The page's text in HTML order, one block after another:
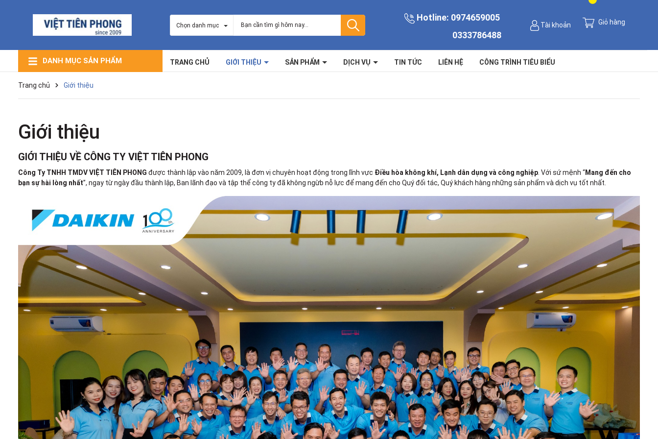
Chọn danh mục
Hotline: 0974659005
0333786488
Tài khoản Giỏ hàng
DANH MỤC SẢN PHẨM TRANG CHỦ GIỚI THIỆU SẢN PHẨM DỊCH VỤ TIN TỨC LIÊN HỆ CÔNG TRÌNH TIÊU BIỂU
Trang chủ Giới thiệu
Giới thiệu
GIỚI THIỆU VỀ CÔNG TY VIỆT TIÊN PHONG
Công Ty TNHH TMDV VIỆT TIÊN PHONG được thành lập vào năm 2009, là đơn vị chuyên hoạt động trong lĩnh vực Điều hòa không khí, Lạnh dân dụng và công nghiệp . Với sứ mệnh “Mang đến cho
bạn sự hài lòng nhất”, ngay từ ngày đầu thành lập, Ban lãnh đạo và tập thể công ty đã không ngừb nỗ lực để mang đến cho Quý đối tác, Quý khách hàng những sản phẩm và dịch vụ tốt nhất.